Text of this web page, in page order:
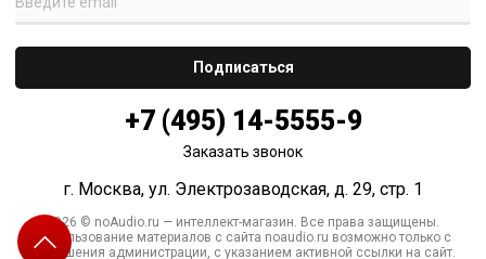
+7 (495) 14-5555-9
Заказать звонок
г. Москва, ул. Электрозаводская, д. 29, стр. 1
2026 © noAudio.ru — интеллект-магазин. Все права защищены.
Использование материалов с сайта noaudio.ru возможно только с
разрешения администрации, с указанием активной ссылки на сайт.